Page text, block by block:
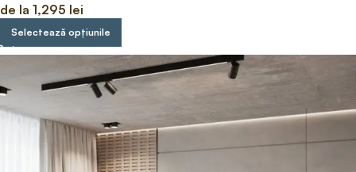
de la 1,295 lei
Selectează opțiunile